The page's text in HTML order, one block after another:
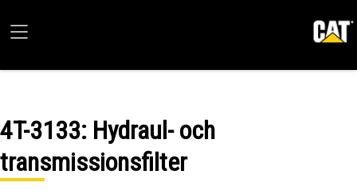
4T-3133: Hydraul- och
transmissionsfilter